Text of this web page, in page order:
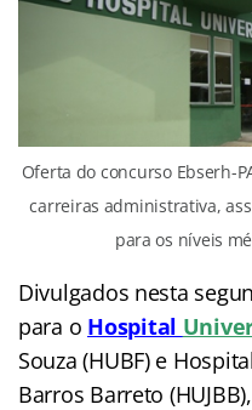
Oferta do concurso Ebserh-
carreiras administrativa,
para os níveis
Divulgados nesta
para o Hospital
Souza (HUBF) e
Barros Barreto